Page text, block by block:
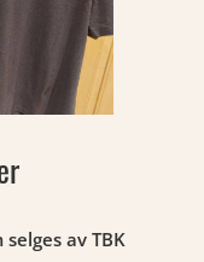
av TBK